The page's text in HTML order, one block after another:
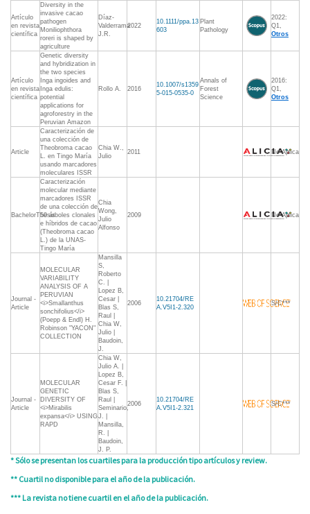
Artículo
en revista
científica
Diversity in the
invasive cacao
pathogen
Moniliophthora
roreri is shaped by
agriculture
Díaz-
Valderrama
J.R.
2022
10.1111/ppa.13
603
Plant
Pathology
2022:
Q1,
Otros
Artículo
en revista
científica
Genetic diversity
and hybridization in
the two species
Inga ingoides and
Inga edulis:
potential
applications for
agroforestry in the
Peruvian Amazon
Rollo A. 2016
10.1007/s1359
5-015-0535-0
Annals of
Forest
Science
2016:
Q1,
Otros
Article
Caracterización de
una colección de
Theobroma cacao
L. en Tingo María
usando marcadores
moleculares ISSR
Chia W.,
Julio
2011 No Aplica
BachelorThesis
Caracterización
molecular mediante
marcadores ISSR
de una colección de
50 árboles clonales
e híbridos de cacao
(Theobroma cacao
L.) de la UNAS-
Tingo María
Chia
Wong,
Julio
Alfonso
2009 No Aplica
Journal -
Article
MOLECULAR
VARIABILITY
ANALYSIS OF A
PERUVIAN
<i>Smallanthus
sonchifolius</i>
(Poepp & Endl) H.
Robinson "YACON"
COLLECTION
Mansilla
S,
Roberto
C. |
Lopez B,
Cesar |
Blas S,
Raul |
Chia W,
Julio |
Baudoin,
J.
2006
10.21704/RE
A.V5I1-2.320
S/C***
Journal -
Article
MOLECULAR
GENETIC
DIVERSITY OF
<i>Mirabilis
expansa</i> USING
RAPD
Chia W,
Julio A. |
Lopez B,
Cesar F. |
Blas S,
Raul |
Seminario,
J. |
Mansilla,
R. |
Baudoin,
J. P.
2006
10.21704/RE
A.V5I1-2.321
S/C***
* Sólo se presentan los cuartiles para la producción tipo artículos y review.
** Cuartil no disponible para el año de la publicación.
*** La revista no tiene cuartil en el año de la publicación.